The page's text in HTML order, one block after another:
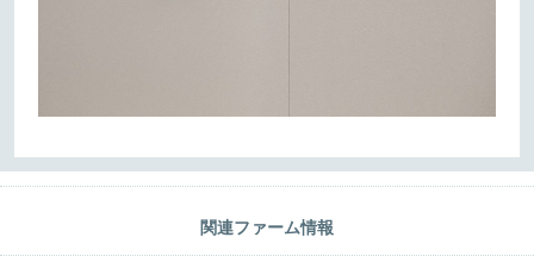
関連ファーム情報